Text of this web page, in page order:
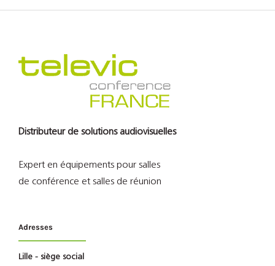
Distributeur de solutions audiovisuelles
Expert en équipements pour salles
de conférence et salles de réunion
Adresses
Lille - siège social